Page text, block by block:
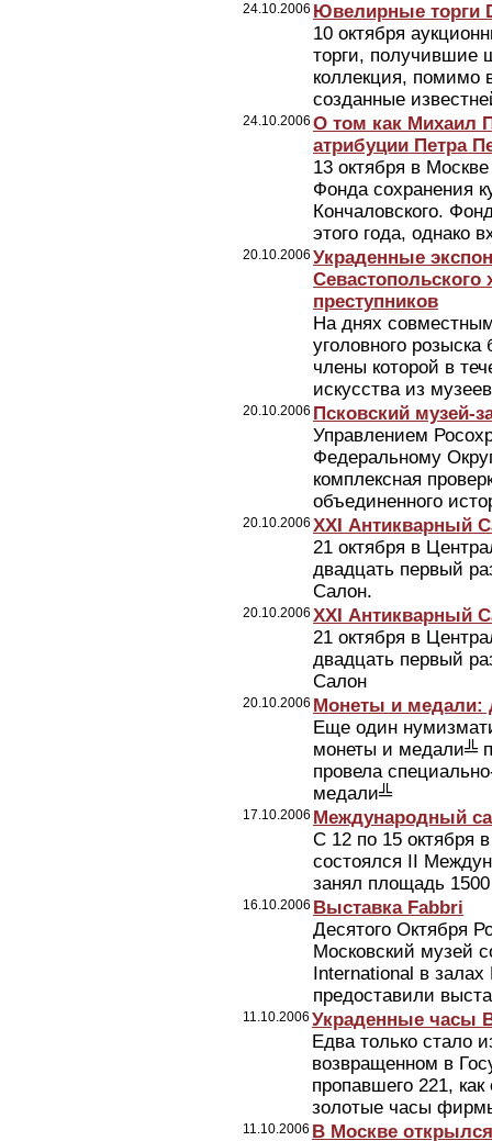
24.10.2006 Ювелирные торги
10 октября
торги, получившие
коллекция, помимо
созданные
24.10.2006 О том как Михаил
атрибуции Петра
13 октября в
Фонда сохранения
Кончаловского.
этого года, однако
20.10.2006 Украденные
Севастопольского
преступников
На днях
уголовного
члены которой в
искусства из
20.10.2006 Псковский музей-
Управлением
Федеральному
комплексная
объединенного
20.10.2006 XXI Антикварный
21 октября в
двадцать первый
Салон.
20.10.2006 XXI Антикварный
21 октября в
двадцать первый
Салон
20.10.2006 Монеты и медали:
Еще один
монеты и медали╩
провела
медали╩
17.10.2006 Международный
С 12 по 15 октября
состоялся II
занял площадь
16.10.2006 Выставка Fabbri
Десятого Октября
Московский музей
International в
предоставили
11.10.2006 Украденные часы
Едва только стало
возвращенном в
пропавшего 221,
золотые часы
11.10.2006 В Москве